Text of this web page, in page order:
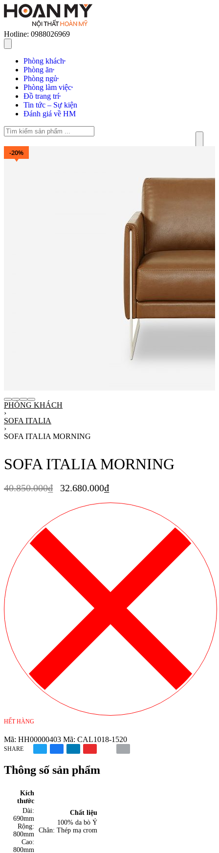
Hotline: 0988026969
Phòng khách
Phòng ăn
Phòng ngủ
Phòng làm việc
Đồ trang trí
Tin tức – Sự kiện
Đánh giá về HM
-20%
PHÒNG KHÁCH
›
SOFA ITALIA
›
SOFA ITALIA MORNING
SOFA ITALIA MORNING
40.850.000₫ 32.680.000₫
HẾT HÀNG
Mã: HH00000403 Mã: CAL1018-1520
SHARE
Thông số sản phẩm
Kích
thước
Dài:
690mm
Rộng:
800mm
Cao:
800mm
Chất liệu
100% da bò Ý
Chân: Thép mạ crom